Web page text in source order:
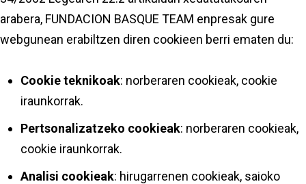
arabera, FUNDACION BASQUE TEAM enpresak gure
webgunean erabiltzen diren cookieen berri ematen du:
Cookie teknikoak: norberaren cookieak, cookie
iraunkorrak.
Pertsonalizatzeko cookieak: norberaren cookieak,
cookie iraunkorrak.
Analisi cookieak: hirugarrenen cookieak, saioko